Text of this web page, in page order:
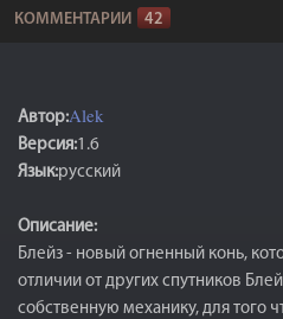
КОММЕНТАРИИ 42
Автор:Alek
Версия:1.6
Язык:русский
Описание:
Блейз - новый огненный конь,
отличии от других спутников
собственную механику, для того